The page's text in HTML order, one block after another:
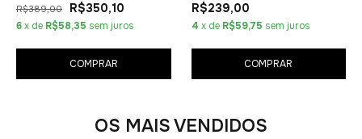
R$389,00 R$350,10
6x de R$58,35 sem juros
COMPRAR
R$239,00
4 x de R$59,75 sem juros
COMPRAR
OS MAIS VENDIDOS